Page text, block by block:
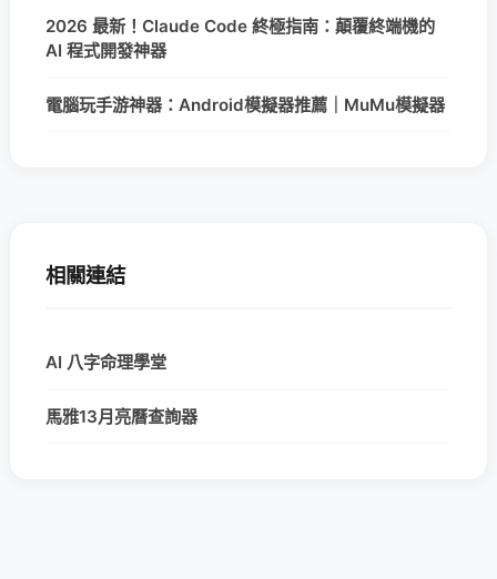
2026 最新！Claude Code 終極指南：顛覆終端機的
AI 程式開發神器
電腦玩手游神器：Android模擬器推薦｜MuMu模擬器
相關連結
AI 八字命理學堂
馬雅13月亮曆查詢器